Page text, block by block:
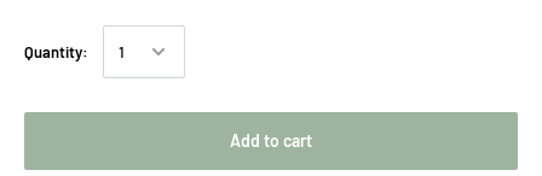
Quantity:
Add to cart